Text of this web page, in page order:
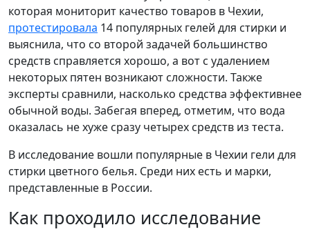
которая мониторит качество товаров в Чехии,
протестировала 14 популярных гелей для стирки и
выяснила, что со второй задачей большинство
средств справляется хорошо, а вот с удалением
некоторых пятен возникают сложности. Также
эксперты сравнили, насколько средства эффективнее
обычной воды. Забегая вперед, отметим, что вода
оказалась не хуже сразу четырех средств из теста.
В исследование вошли популярные в Чехии гели для
стирки цветного белья. Среди них есть и марки,
представленные в России.
Как проходило исследование